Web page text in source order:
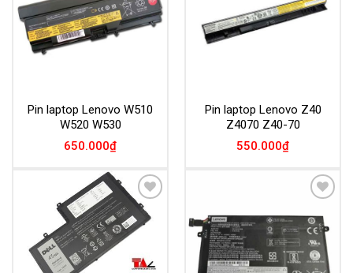
Pin laptop Lenovo W510
W520 W530
650.000₫
Pin laptop Lenovo Z40
Z4070 Z40-70
550.000₫
Add to
Wishlist
Wishlist